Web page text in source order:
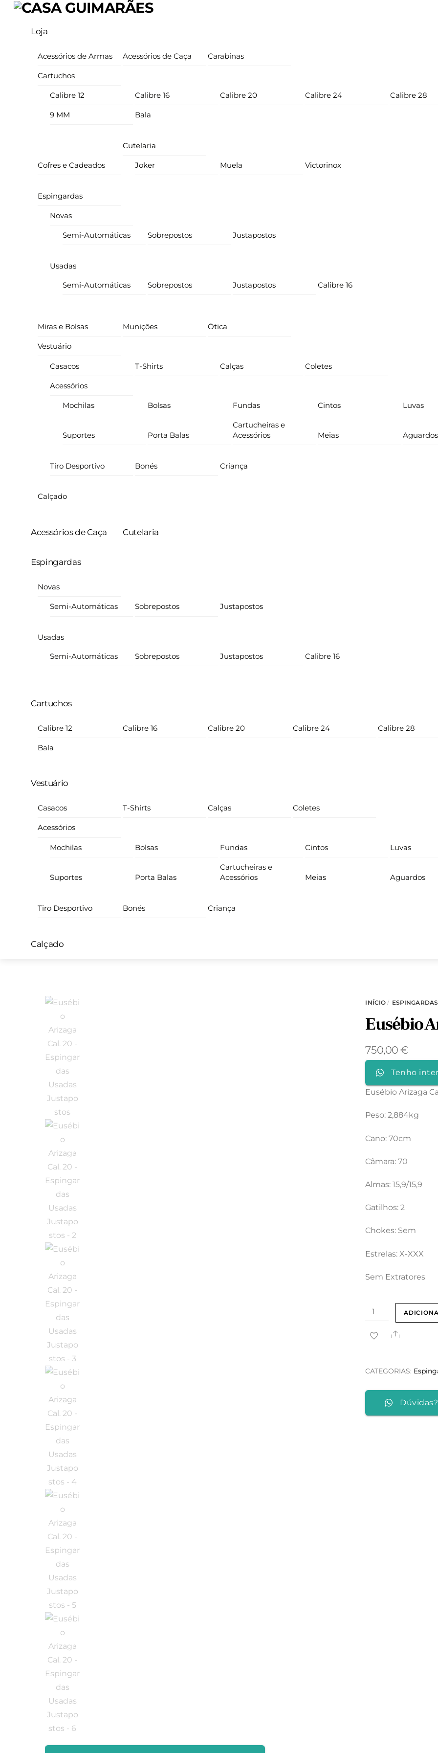
SkipMenu
Loja
Acessórios de Armas Acessórios de Caça Carabinas
Cartuchos
Calibre 12 Calibre 16 Calibre 20 Calibre 24 Calibre 28
9 MM Bala
Cofres e Cadeados
Cutelaria
Joker Muela Victorinox
Espingardas
Novas
Semi-Automáticas Sobrepostos Justapostos
Usadas
Semi-Automáticas Sobrepostos Justapostos Calibre 16
Miras e Bolsas Munições Ótica
Vestuário
Casacos T-Shirts Calças Coletes
Acessórios
Mochilas Bolsas Fundas Cintos Luvas
Suportes Porta Balas
Cartucheiras e
Acessórios
Meias Aguardos
Tiro Desportivo Bonés Criança
Calçado
Acessórios de Caça Cutelaria
Espingardas
Novas
Semi-Automáticas Sobrepostos Justapostos
Usadas
Semi-Automáticas Sobrepostos Justapostos Calibre 16
Cartuchos
Calibre 12 Calibre 16 Calibre 20 Calibre 24 Calibre 28
Bala
Vestuário
Casacos T-Shirts Calças Coletes
Acessórios
Mochilas Bolsas Fundas Cintos Luvas
Suportes Porta Balas
Cartucheiras e
Acessórios
Meias Aguardos
Tiro Desportivo Bonés Criança
Calçado
INÍCIO/ ESPINGARDAS
Eusébio
750,00€
Tenho
Eusébio Arizaga
Peso: 2,884kg
Cano: 70cm
Câmara: 70
Almas: 15,9/15,9
Gatilhos: 2
Chokes: Sem
Estrelas: X-XXX
Sem Extratores
Quantidade
de
Eusébio Share
CATEGORIAS: